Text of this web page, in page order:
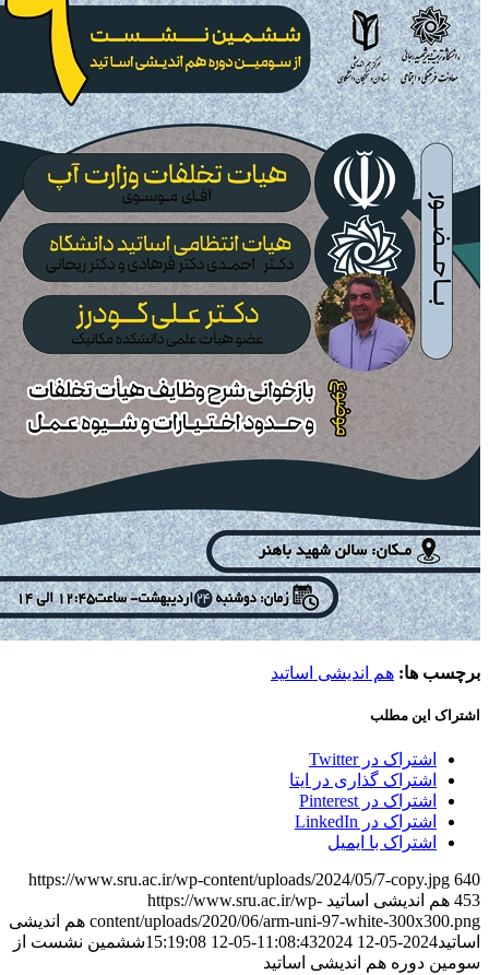
ها: هم اندیشی اساتید
این مطلب
اشتراک در Twitter
اشتراک گذاری در ایتا
اشتراک در Pinterest
اشتراک در LinkedIn
اشتراک با ایمیل
https://www.sru.ac.ir/wp-content/uploads/2024/05/7-copy.jpg
هم اندیشی اساتید https://www.sru.ac.ir/wp-
content/uploads/2020/06/arm-uni-97-white- هم اندیشی
2024-05-12 11:08:43
2024-05-12 15:19:08
ششمین نشست از
دوره هم اندیشی اساتید